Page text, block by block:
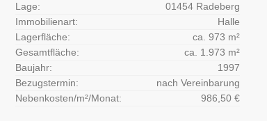
Lage:
01454 Radeberg
Immobilienart:
Halle
Lagerfläche:
ca. 973 m²
Gesamtfläche:
ca. 1.973 m²
Baujahr:
1997
Bezugstermin:
nach Vereinbarung
Nebenkosten/m²/Monat:
986,50 €